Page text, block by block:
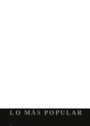
LO MÁS POPULAR